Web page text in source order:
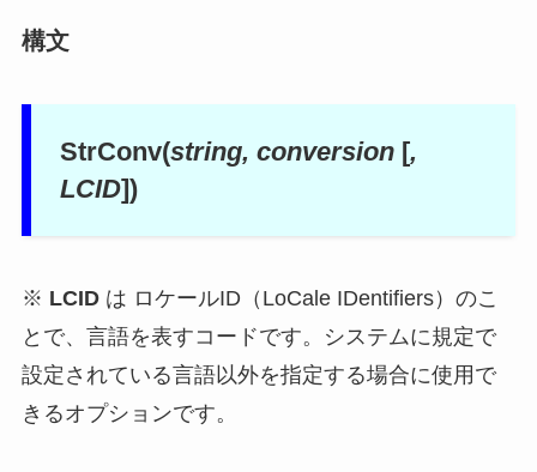
構文
StrConv(string, conversion[,
LCID])
※ LCIDは ロケールID（LoCale IDentifiers）のこ
とで、言語を表すコードです。システムに規定で
設定されている言語以外を指定する場合に使用で
きるオプションです。